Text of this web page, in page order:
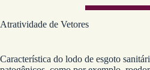
Atratividade de Vetores
Característica do lodo de esgoto